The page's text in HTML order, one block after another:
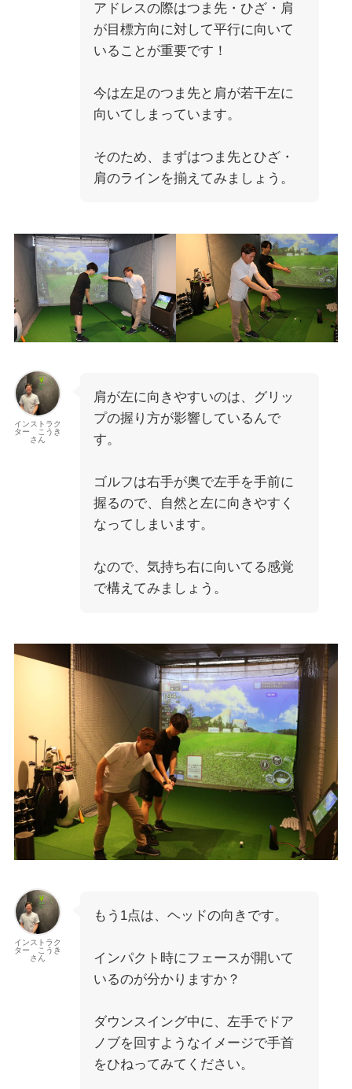
アドレスの際はつま先・ひざ・肩
が目標方向に対して平行に向いて
いることが重要です！
今は左足のつま先と肩が若干左に
向いてしまっています。
そのため、まずはつま先とひざ・
肩のラインを揃えてみましょう。
インストラク
ター こうき
さん
肩が左に向きやすいのは、グリッ
プの握り方が影響しているんで
す。
ゴルフは右手が奥で左手を手前に
握るので、自然と左に向きやすく
なってしまいます。
なので、気持ち右に向いてる感覚
で構えてみましょう。
インストラク
ター こうき
さん
もう1点は、ヘッドの向きです。
インパクト時にフェースが開いて
いるのが分かりますか？
ダウンスイング中に、左手でドア
ノブを回すようなイメージで手首
をひねってみてください。